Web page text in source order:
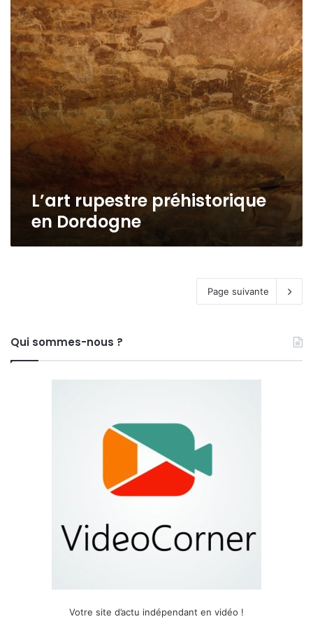
L’art rupestre préhistorique
en Dordogne
Page suivante
Qui sommes-nous ?
Votre site d’actu indépendant en vidéo !